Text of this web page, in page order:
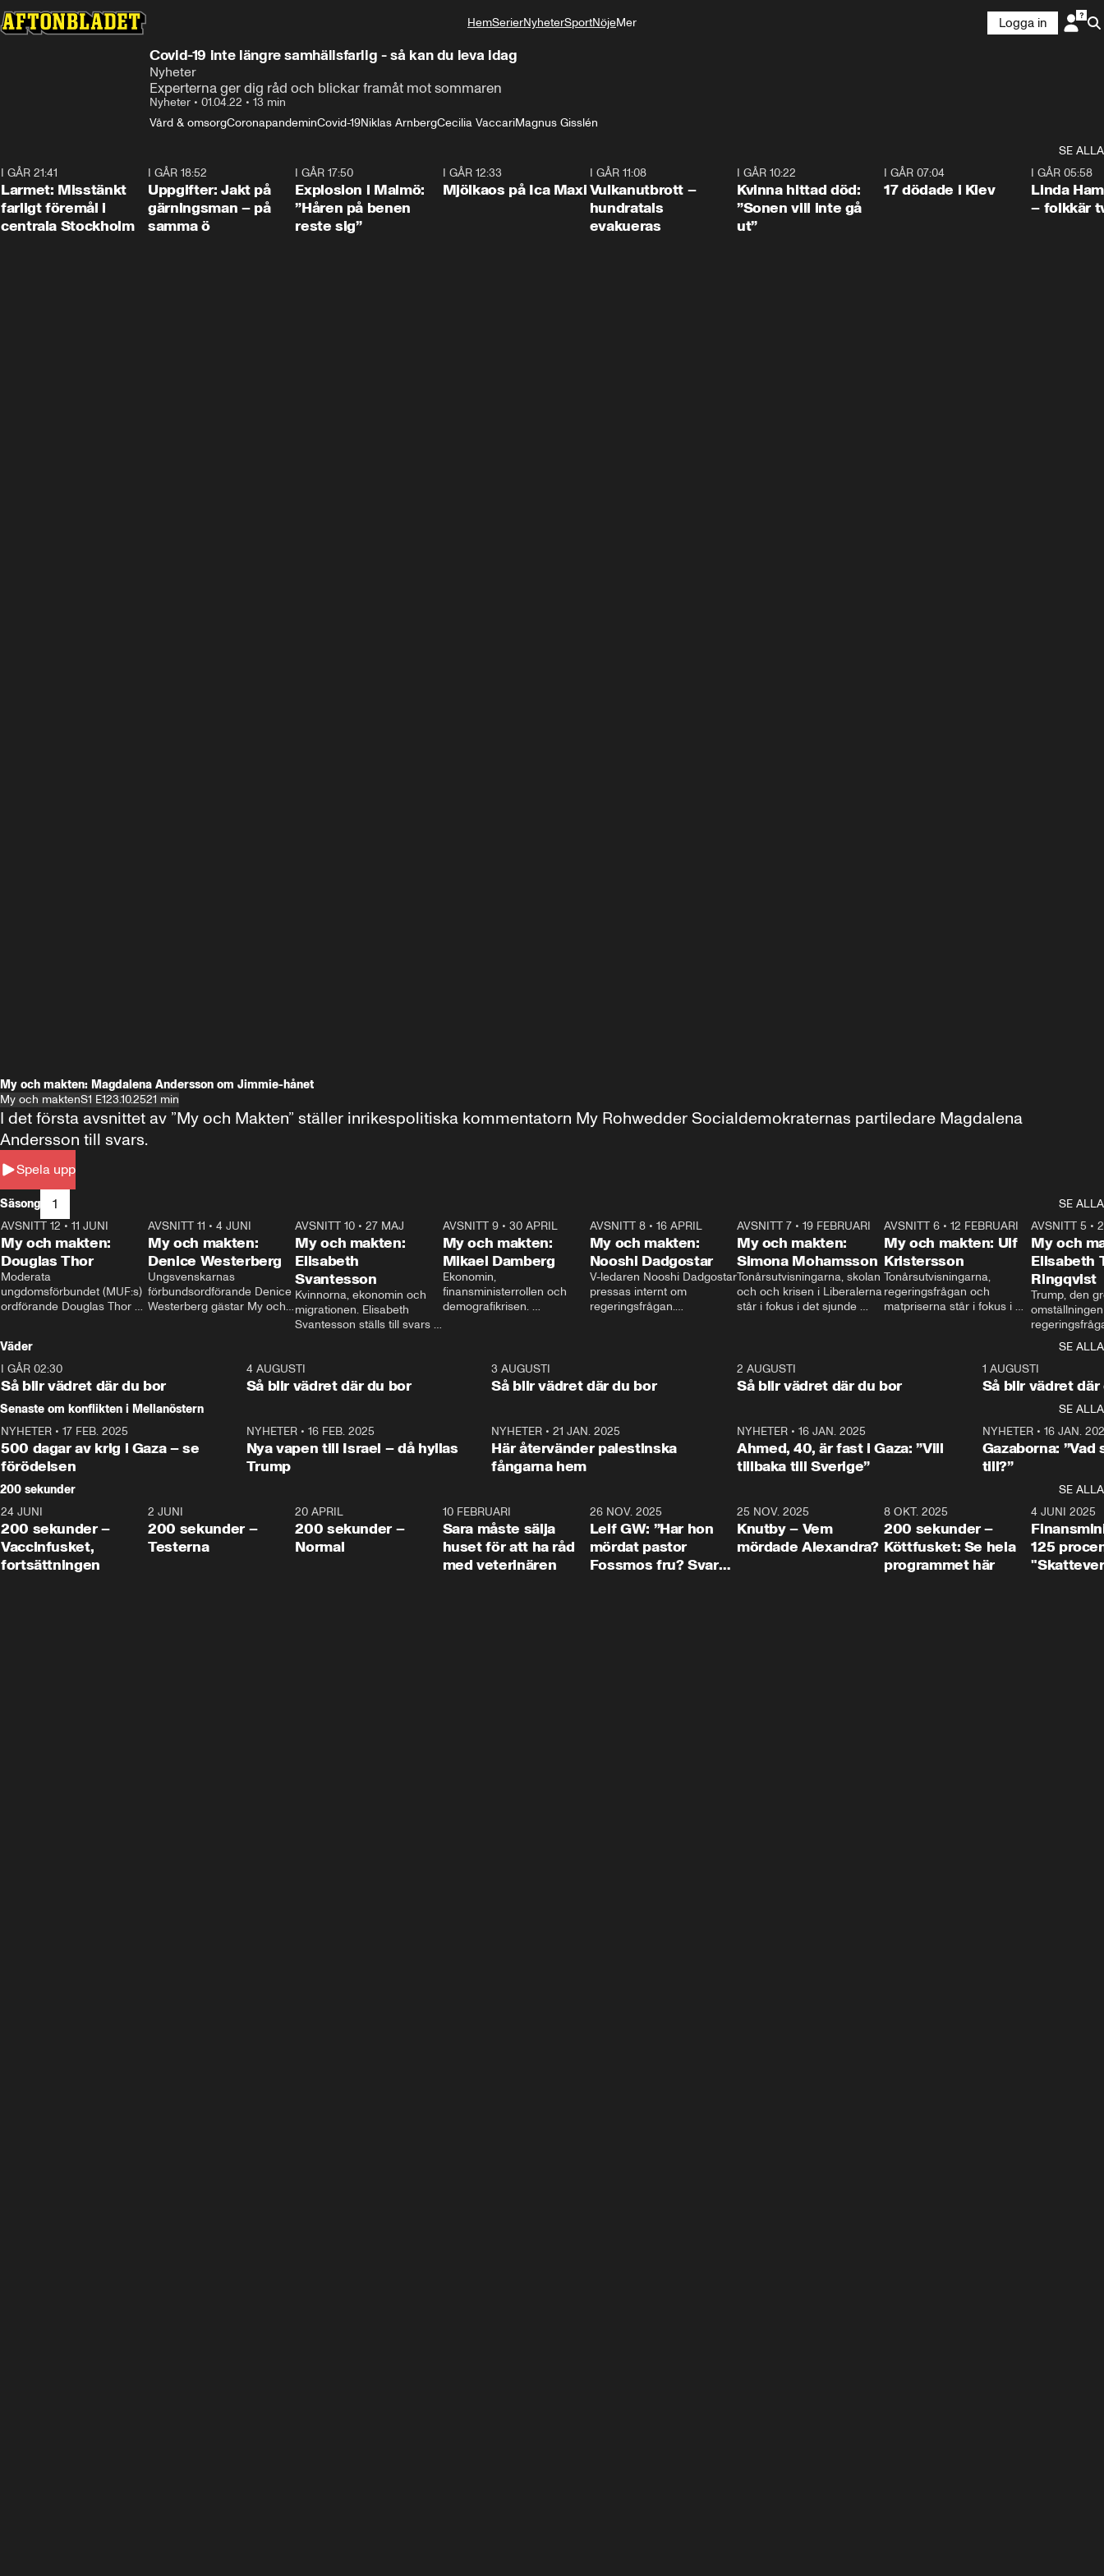
HemSerierNyheterSportNöjeMer
Logga in
Covid-19 inte längre samhällsfarlig - så kan du leva idag
Nyheter
Experterna ger dig råd och blickar framåt mot sommaren
Nyheter • 01.04.22 • 13 min
Vård & omsorgCoronapandeminCovid-19Niklas ArnbergCecilia VaccariMagnus Gisslén
SE ALLA
I GÅR 21:41
Larmet: Misstänkt
farligt föremål i
centrala Stockholm
I GÅR 18:52
Uppgifter: Jakt på
gärningsman – på
samma ö
I GÅR 17:50
Explosion i Malmö:
”Håren på benen
reste sig”
I GÅR 12:33
Mjölkaos på Ica Maxi
I GÅR 11:08
Vulkanutbrott –
hundratals
evakueras
I GÅR 10:22
Kvinna hittad död:
”Sonen vill inte gå
ut”
I GÅR 07:04
17 dödade i Kiev
I GÅR 05:58
Linda
– folkkär
My och makten: Magdalena Andersson om Jimmie-hånet
My och maktenS1 E123.10.2521 min
Spela upp
I det första avsnittet av ”My och Makten” ställer inrikespolitiska kommentatorn My Rohwedder Socialdemokraternas partiledare Magdalena
Andersson till svars.
Säsong 1
SE ALLA
26:27
AVSNITT 12 • 11 JUNI
My och makten:
Douglas Thor
Moderata
ungdomsförbundet (MUF:s)
ordförande Douglas Thor
tonårsutvisningarna och hur
Moderaterna ska locka
väljare till valet i höst.
23:40
AVSNITT 11 •4 JUNI
My och makten:
Denice Westerberg
Ungsvenskarnas
förbundsordförande Denice
Westerberg gästar My och
AVSNITT 10 •27 MAJ
My och makten:
Elisabeth
Svantesson
Kvinnorna, ekonomin och
migrationen. Elisabeth
Svantesson ställs till svars
AVSNITT 9• 30 APRIL
My och makten:
Mikael Damberg
Ekonomin,
finansministerrollen och
demografikrisen.
och Makten.
AVSNITT 8• 16 APRIL
My och makten:
Nooshi Dadgostar
V-ledaren Nooshi Dadgostar
pressas internt om
regeringsfrågan.
– Vi ställer upp i val. Ska vi
vara med så sitter vi förstås
24:30
AVSNITT 7• 19 FEBRUARI
My och makten:
Simona Mohamsson
Tonårsutvisningarna, skolan
och och krisen i Liberalerna
står i fokus i det sjunde
kommentator My
Rohwedder ställer
utbildnings- och
Mohamsson till svars.
27:30
AVSNITT 6 •12 FEBRUARI
My och makten: Ulf
Kristersson
Tonårsutvisningarna,
regeringsfrågan och
matpriserna står i fokus i
Rohwedder ställer
statsminister Ulf Kristersson
AVSNITT 5 •
My och
Elisabeth
Ringqvist
Trump, den
centrum i
avsnittet av
Makten”. Se
Aftonbladets
Rohwedder
Thand Ring
Väder
SE ALLA
I GÅR 02:30
Så blir vädret där du bor
1:06
4 AUGUSTI
Så blir vädret där du bor
3 AUGUSTI
Så blir vädret där du bor
2 AUGUSTI
Så blir vädret där du bor
1 AUGUSTI
Så blir vädret där
Senaste om konflikten i Mellanöstern
SE ALLA
NYHETER • 17 FEB. 2025
500 dagar av krig i Gaza – se
förödelsen
NYHETER• 16 FEB. 2025
Nya vapen till Israel – då hyllas
Trump
NYHETER •21 JAN. 2025
Här återvänder palestinska
fångarna hem
NYHETER• 16 JAN. 2025
Ahmed, 40, är fast i Gaza: ”Vill
tillbaka till Sverige”
NYHETER• 16 JAN.
Gazaborna:
till?”
200 sekunder
SE ALLA
5:00
24 JUNI
200 sekunder –
Vaccinfusket,
fortsättningen
4:23
2 JUNI
200 sekunder –
Testerna
20 APRIL
200 sekunder –
Normal
10 FEBRUARI
Sara måste sälja
huset för att ha råd
med veterinären
26 NOV. 2025
Leif GW: ”Har hon
mördat pastor
Fossmos fru? Svar
31:05
25 NOV. 2025
Knutby – Vem
mördade Alexandra?
4:29
8 OKT. 2025
200 sekunder –
Köttfusket: Se hela
programmet här
4 JUNI 2025
125